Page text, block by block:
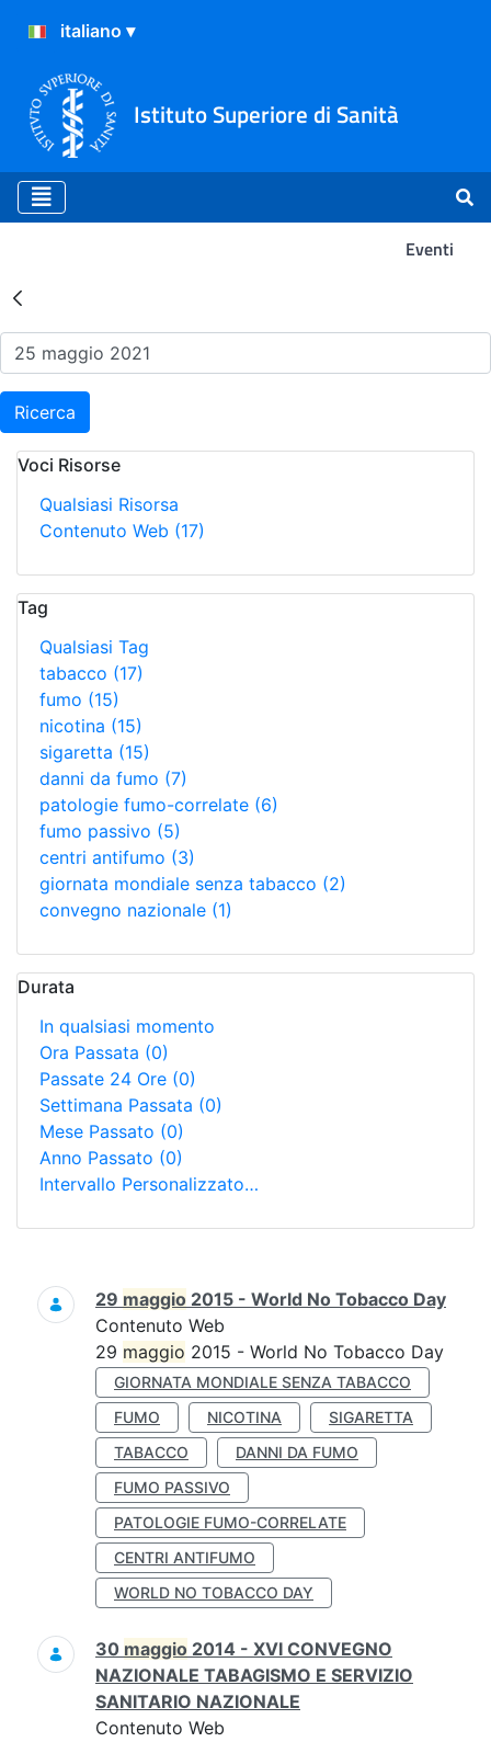
Istituto Superiore di Sanità
Eventi
Risultati della Ricerca -
Ricerca
Voci Risorse
Qualsiasi Risorsa
Contenuto Web (17)
Tag
Qualsiasi Tag
tabacco (17)
fumo (15)
nicotina (15)
sigaretta (15)
danni da fumo (7)
patologie fumo-correlate (6)
fumo passivo (5)
centri antifumo (3)
giornata mondiale senza tabacco (2)
convegno nazionale (1)
Durata
In qualsiasi momento
Ora Passata (0)
Passate 24 Ore (0)
Settimana Passata (0)
Mese Passato (0)
Anno Passato (0)
Intervallo Personalizzato…
Ricerca
29 maggio 2015 - World No Tobacco Day
Contenuto Web
29 maggio 2015 - World No Tobacco Day
GIORNATA MONDIALE SENZA TABACCO
FUMO
NICOTINA
SIGARETTA
TABACCO
DANNI DA FUMO
FUMO PASSIVO
PATOLOGIE FUMO-CORRELATE
CENTRI ANTIFUMO
WORLD NO TOBACCO DAY
30 maggio 2014 - XVI CONVEGNO
NAZIONALE TABAGISMO E SERVIZIO
SANITARIO NAZIONALE
Contenuto Web